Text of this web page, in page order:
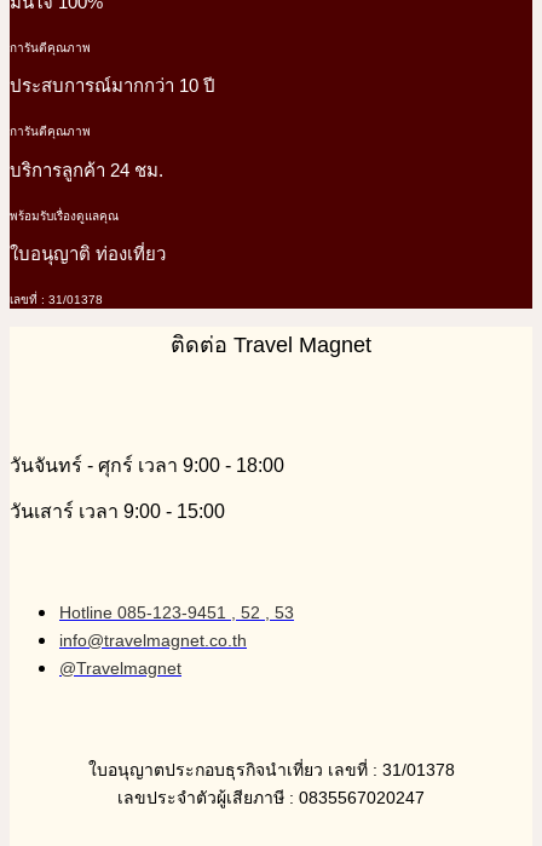
การันตีคุณภาพ
ประสบการณ์มากกว่า 10 ปี
การันตีคุณภาพ
บริการลูกค้า 24 ชม.
พร้อมรับเรื่องดูแลคุณ
ใบอนุญาติ ท่องเที่ยว
เลขที่ : 31/01378
ติดต่อ Travel Magnet
วันจันทร์ - ศุกร์ เวลา 9:00 - 18:00
วันเสาร์ เวลา 9:00 - 15:00
Hotline 085-123-9451 , 52 , 53
info@travelmagnet.co.th
@Travelmagnet
ใบอนุญาตประกอบธุรกิจนำเที่ยว เลขที่ : 31/01378
เลขประจำตัวผู้เสียภาษี : 0835567020247